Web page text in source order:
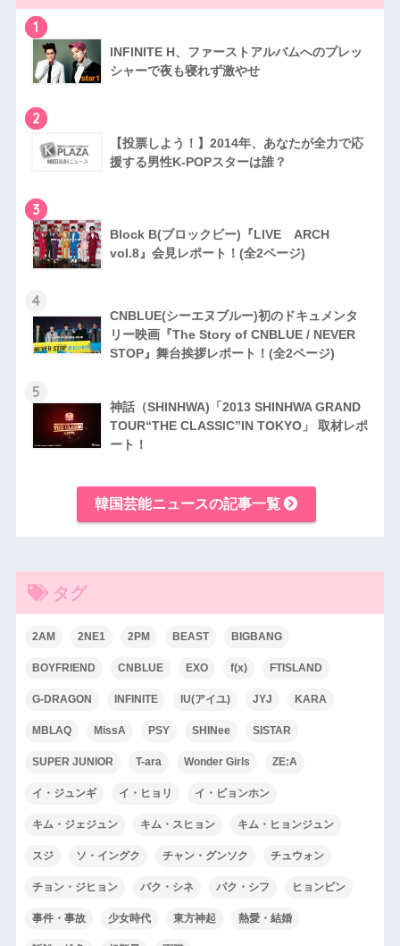
1
INFINITE H、ファーストアルバムへのプレッ
シャーで夜も寝れず激やせ
2
【投票しよう！】2014年、あなたが全力で応
援する男性K-POPスターは誰？
3
Block B(ブロックビー)『LIVE ARCH
vol.8』会見レポート！(全2ページ)
4
CNBLUE(シーエヌブルー)初のドキュメンタ
リー映画『The Story of CNBLUE / NEVER
STOP』舞台挨拶レポート！(全2ページ)
5
神話（SHINHWA)「2013 SHINHWA GRAND
TOUR“THE CLASSIC”IN TOKYO」 取材レポ
ート！
韓国芸能ニュースの記事一覧
タグ
2AM 2NE1 2PM BEAST BIGBANG
BOYFRIEND CNBLUE EXO f(x) FTISLAND
G-DRAGON INFINITE IU(アイユ) JYJ KARA
MBLAQ MissA PSY SHINee SISTAR
SUPER JUNIOR T-ara Wonder Girls ZE:A
イ・ジュンギ イ・ヒョリ イ・ビョンホン
キム・ジェジュン キム・スヒョン キム・ヒョンジュン
スジ ソ・イングク チャン・グンソク チュウォン
チョン・ジヒョン パク・シネ パク・シフ ヒョンビン
事件・事故 少女時代 東方神起 熱愛・結婚